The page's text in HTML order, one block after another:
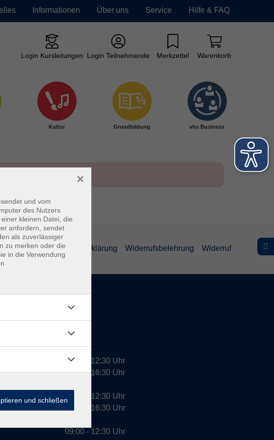
Informationen Über uns Service Hilfe & FAQ
Login Kursleitungen Login Teilnehmende Merkzettel Warenkorb
Kultur Grundbildung vhs Business
Barrierefreiheitserklärung Widerrufsbelehrung Widerruf
09:00 - 12:30 Uhr
13:00 - 16:30 Uhr
10:00 - 12:30 Uhr
13:00 - 16:30 Uhr
09:00 - 12:30 Uhr
und vom
des Nutzers
kleinen Datei, die
anfordern, sendet
als zuverlässiger
zu merken oder die
in die Verwendung
×
und schließen